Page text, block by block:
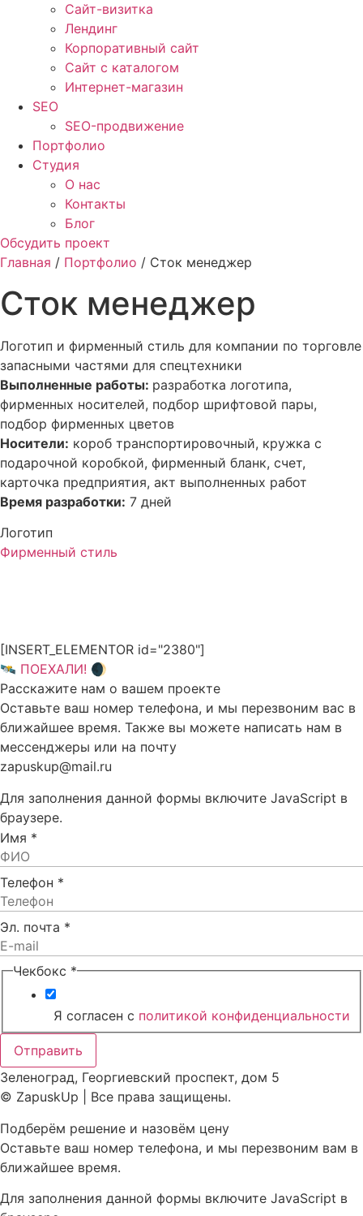
Cайт-визитка
Лендинг
Корпоративный сайт
Сайт с каталогом
Интернет-магазин
SEO
SEO-продвижение
Портфолио
Студия
О нас
Контакты
Блог
Обсудить проект
Главная / Портфолио / Сток менеджер
Сток менеджер
Логотип и фирменный стиль для компании по торговле
запасными частями для спецтехники
Выполненные работы: разработка логотипа,
фирменных носителей, подбор шрифтовой пары,
подбор фирменных цветов
Носители: короб транспортировочный, кружка с
подарочной коробкой, фирменный бланк, счет,
карточка предприятия, акт выполненных работ
Время разработки: 7 дней
Логотип
Фирменный стиль
[INSERT_ELEMENTOR id="2380"]
🛰 ПОЕХАЛИ! 🌒
Расскажите нам о вашем проекте
Оставьте ваш номер телефона, и мы перезвоним вас в
ближайшее время. Также вы можете написать нам в
мессенджеры или на почту
zapuskup@mail.ru
Для заполнения данной формы включите JavaScript в
браузере.
Имя *
Телефон *
Эл. почта *
Чекбокс *
Я согласен с политикой конфиденциальности
Отправить
Зеленоград, Георгиевский проспект, дом 5
© ZapuskUp | Все права защищены.
Подберём решение и назовём цену
Оставьте ваш номер телефона, и мы перезвоним вам в
ближайшее время.
Для заполнения данной формы включите JavaScript в